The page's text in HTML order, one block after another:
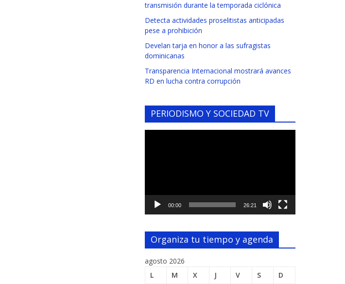
transmisión durante la temporada ciclónica
Detecta actividades proselitistas anticipadas
pese a prohibición
Develan tarja en honor a las sufragistas
dominicanas
Transparencia Internacional mostrará avances
RD en lucha contra corrupción
PERIODISMO Y SOCIEDAD TV
00:00 26:21
Organiza tu tiempo y agenda
agosto 2026
L
M X J V S D